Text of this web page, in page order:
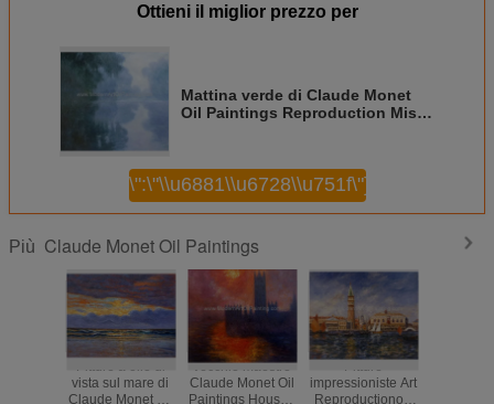
Ottieni il miglior prezzo per
Mattina verde di Claude Monet
Oil Paintings Reproduction Misty
\",\"username\":\"\\u6881\\u6728\\u751f\"}");'>
Più Claude Monet Oil Paintings
Pitture a olio di
vista sul mare di
Claude Monet Oil
Vecchio maestro
Claude Monet Oil
Paintings Houses
Pitture
impressioniste Art
Reproductionon